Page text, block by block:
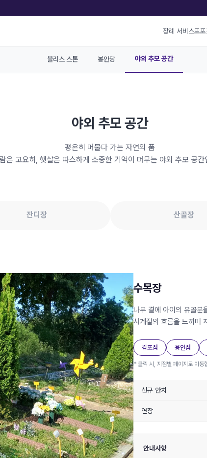
장례 서비스포
블리스 스톤 봉안당 야외 추모 공간
야외 추모 공간
평온히 머물다 가는 자연의 품
은 고요히, 햇살은 따스하게 소중한 기억이 머무는 야외 추모 공간
잔디장 산골장
수목장
나무 곁에 아이의 유골분
사계절의 흐름을 느끼며
김포점 용인점
* 클릭 시, 지점별 페이지로 이동
신규 안치
연장
안내사항